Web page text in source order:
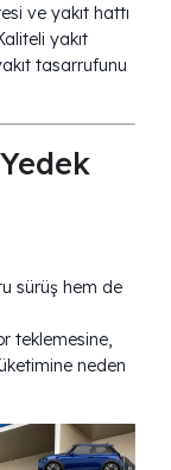
ve yakıt hattı
yakıt
tasarrufunu
sürüş hem de
teklemesine,
neden